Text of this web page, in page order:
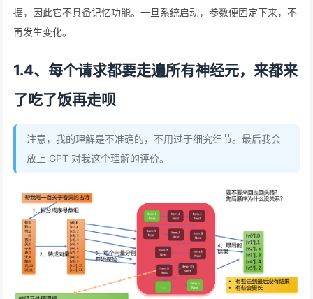
据，因此它不具备记忆功能。一旦系统启动，参数便固定下来，不
再发生变化。
1.4、每个请求都要走遍所有神经元，来都来
了吃了饭再走呗
注意，我的理解是不准确的，不用过于细究细节。最后我会
放上 GPT 对我这个理解的评价。